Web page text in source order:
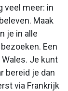
veel meer: in
Maak
je in alle
Een
Je kunt
bereid je dan
via Frankrijk